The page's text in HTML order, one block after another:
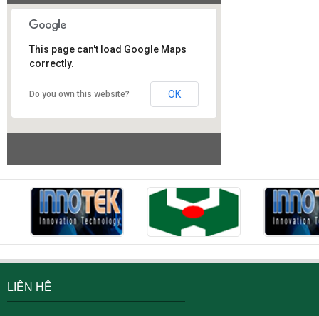
Công ty SAO VIỆT
This page can't load Google Maps
correctly.
Do you own this website? OK
LIÊN HỆ